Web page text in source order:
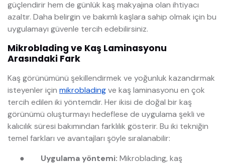
güçlendirir hem de günlük kaş makyajına olan ihtiyacı
azaltır. Daha belirgin ve bakımlı kaşlara sahip olmak için bu
uygulamayı güvenle tercih edebilirsiniz.
Mikroblading ve Kaş Laminasyonu
Arasındaki Fark
Kaş görünümünü şekillendirmek ve yoğunluk kazandırmak
isteyenler için mikrobladingve kaş laminasyonu en çok
tercih edilen iki yöntemdir. Her ikisi de doğal bir kaş
görünümü oluşturmayı hedeflese de uygulama şekli ve
kalıcılık süresi bakımından farklılık gösterir. Bu iki tekniğin
temel farkları ve avantajları şöyle sıralanabilir:
●
Uygulama yöntemi: Mikroblading, kaş